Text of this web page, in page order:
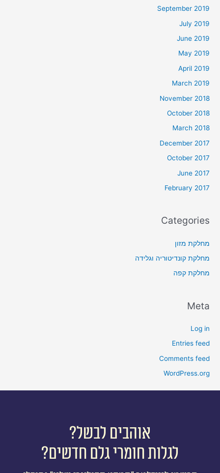
September 2019
July 2019
June 2019
May 2019
April 2019
March 2019
November 2018
October 2018
March 2018
December 2017
October 2017
June 2017
February 2017
Categories
מחלקת מזון
מחלקת קונדיטוריה וגלידה
מחלקת קפה
Meta
Log in
Entries feed
Comments feed
WordPress.org
אוהבים לבשל?
לגלות חומרי גלם חדשים?